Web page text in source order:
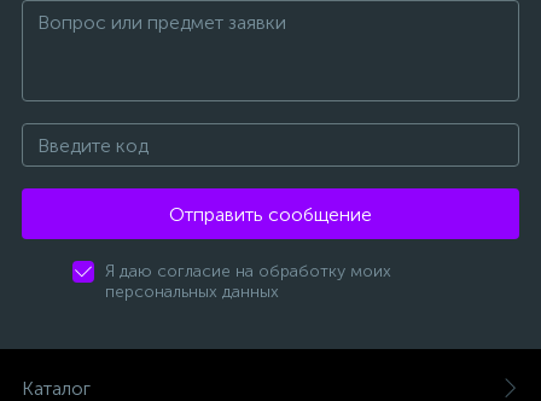
Отправить сообщение
Я даю согласие на обработку моих
персональных данных
Каталог